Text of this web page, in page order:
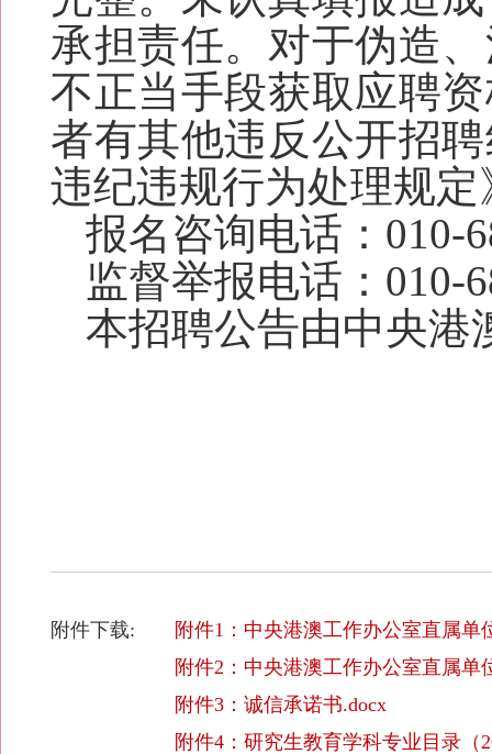
承担责任。对于伪造
不正当手段获取应聘
者有其他违反公开招
违纪违规行为处理规
报名咨询电话： 010-
监督举报电话： 010-
本招聘公告由中央港
附件下载:
附件1：中央港澳工作办公室直属单
附件2：中央港澳工作办公室直属单
附件3：诚信承诺书.docx
附件4：研究生教育学科专业目录（